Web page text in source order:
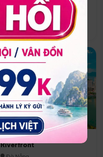
Quoc
Phú Quốc
★ 5.0
Melia Vinpearl Danang
Riverfront